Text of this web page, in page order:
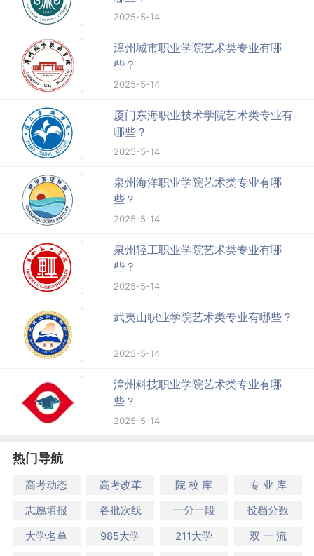
2025-5-14
漳州城市职业学院艺术类专业有哪
些？
2025-5-14
厦门东海职业技术学院艺术类专业有
哪些？
2025-5-14
泉州海洋职业学院艺术类专业有哪
些？
2025-5-14
泉州轻工职业学院艺术类专业有哪
些？
2025-5-14
武夷山职业学院艺术类专业有哪些？
2025-5-14
漳州科技职业学院艺术类专业有哪
些？
2025-5-14
热门导航
高考动态 高考改革 院 校 库
专 业 库
志愿填报
各批次线 一分一段
投档分数
大学名单
985大学 211大学
双 一 流